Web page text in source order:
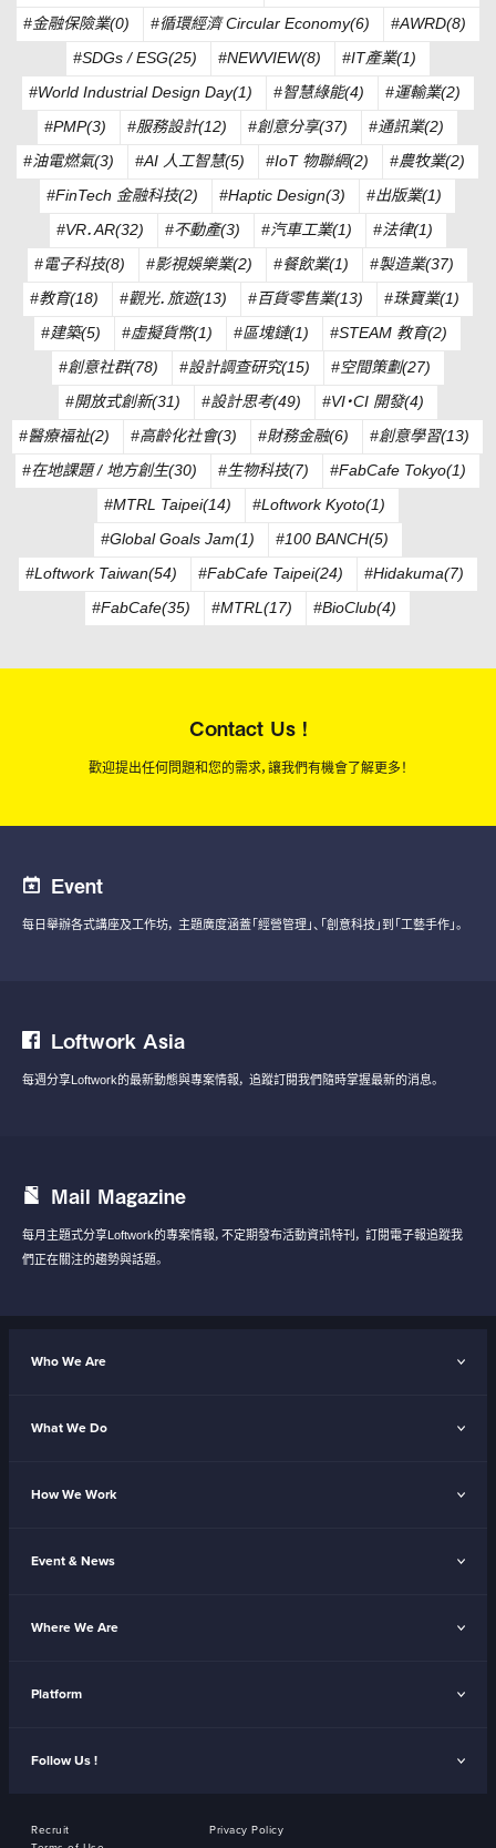
#金融保險業(0)
#循環經濟 Circular Economy(6)
#AWRD(8)
#SDGs / ESG(25)
#NEWVIEW(8)
#IT產業(1)
#World Industrial Design Day(1)
#智慧綠能(4)
#運輸業(2)
#PMP(3)
#服務設計(12) #創意分享(37)
#通訊業(2)
#油電燃氣(3)
#AI 人工智慧(5) #IoT 物聯網(2)
#農牧業(2)
#FinTech 金融科技(2)
#Haptic Design(3)
#出版業(1)
#VR．AR(32)
#不動產(3) #汽車工業(1)
#法律(1)
#電子科技(8)
#影視娛樂業(2) #餐飲業(1)
#製造業(37)
#教育(18)
#觀光．旅遊(13) #百貨零售業(13)
#珠寶業(1)
#建築(5)
#虛擬貨幣(1) #區塊鏈(1)
#STEAM 教育(2)
#創意社群(78)
#設計調查研究(15)
#空間策劃(27)
#開放式創新(31)
#設計思考(49)
#VI・CI 開發(4)
#醫療福祉(2)
#高齡化社會(3) #財務金融(6)
#創意學習(13)
#在地課題 / 地方創生(30)
#生物科技(7)
#FabCafe Tokyo(1)
#MTRL Taipei(14)
#Loftwork Kyoto(1)
#Global Goals Jam(1)
#100 BANCH(5)
#Loftwork Taiwan(54)
#FabCafe Taipei(24)
#Hidakuma(7)
#FabCafe(35)
#MTRL(17) #BioClub(4)
Contact Us !
歡迎提出任何問題和您的需求，讓我們有機會了解更多！
Event
每日舉辦各式講座及工作坊， 主題廣度涵蓋「經營管理」、「創意科技」到「工藝手作」。
Loftwork Asia
每週分享Loftwork的最新動態與專案情報， 追蹤訂閱我們隨時掌握最新的消息。
Mail Magazine
每月主題式分享Loftwork的專案情報，不定期發布活動資訊特刊， 訂閱電子報追蹤我
們正在關注的趨勢與話題。
Who We Are
What We Do
How We Work
Event & News
Where We Are
Platform
Follow Us !
Recruit
Privacy Policy